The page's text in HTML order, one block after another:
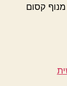
קסום